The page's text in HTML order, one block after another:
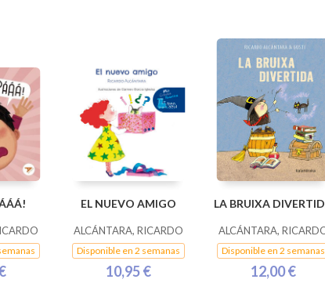
EL NUEVO AMIGO
ALCÁNTARA, RICARDO
Disponible en 2 semanas
10,95 €
LA BRUIXA
ALCÁNTARA,
Disponible en 2 semanas
12,00 €